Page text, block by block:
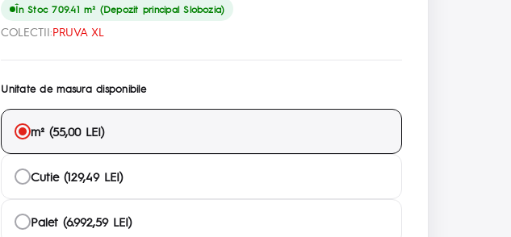
În Stoc 709.41 m² (Depozit principal Slobozia)
COLECTII:PRUVA XL
Unitate de masura disponibile
m² (55,00 LEI)
Cutie (129,49 LEI)
Palet (6.992,59 LEI)